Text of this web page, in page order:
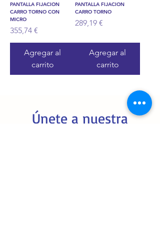
PANTALLA FIJACION
CARRO TORNO CON
MICRO
Precio
355,74 €
Agregar al
carrito
PANTALLA FIJACION
CARRO TORNO
Precio
289,19 €
Agregar al
carrito
Únete a nuestra